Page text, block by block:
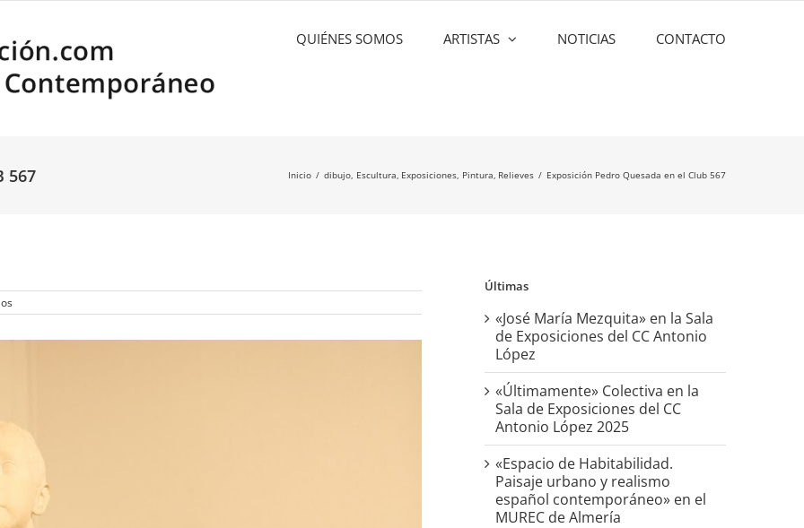
QUIÉNES SOMOS ARTISTAS NOTICIAS CONTACTO
567 Inicio dibujo Escultura Exposiciones Pintura Relieves Exposición Pedro Quesada en el Club 567
Últimas
«José María Mezquita» en la Sala
de Exposiciones del CC Antonio
López
«Últimamente» Colectiva en la
Sala de Exposiciones del CC
Antonio López 2025
«Espacio de Habitabilidad.
Paisaje urbano y realismo
español contemporáneo» en el
MUREC de Almería